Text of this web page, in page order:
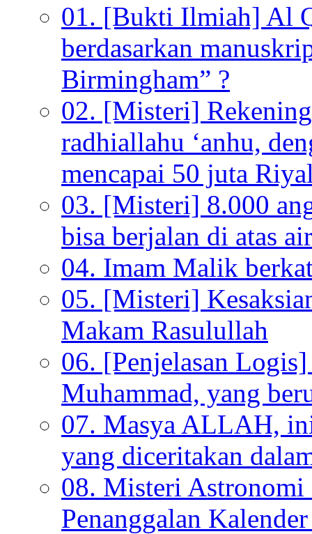
01. [Bukti Ilmiah] Al
berdasarkan
Birmingham” ?
02. [Misteri]
radhiallahu ‘anhu,
mencapai 50 juta
03. [Misteri] 8.000
bisa berjalan di atas
04. Imam Malik
05. [Misteri]
Makam Rasulullah
06. [Penjelasan
Muhammad, yang
07. Masya ALLAH,
yang diceritakan
08. Misteri Astronomi
Penanggalan